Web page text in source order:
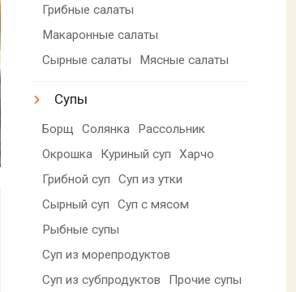
Грибные салаты
Макаронные салаты
Сырные салаты
Мясные салаты
Супы
Борщ Солянка
Рассольник
Окрошка
Куриный суп
Харчо
Грибной суп
Суп из утки
Сырный суп
Суп с мясом
Рыбные супы
Суп из морепродуктов
Суп из субпродуктов
Прочие супы